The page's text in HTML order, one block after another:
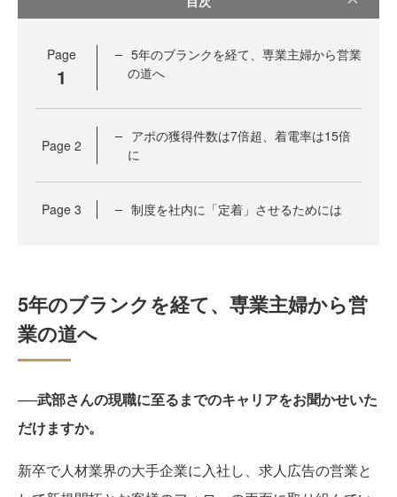
Page
1
5年のブランクを経て、専業主婦から営業
の道へ
Page 2
アポの獲得件数は7倍超、着電率は15倍
に
Page 3 制度を社内に「定着」させるためには
5年のブランクを経て、専業主婦から営
業の道へ
──武部さんの現職に至るまでのキャリアをお聞かせいた
だけますか。
新卒で人材業界の大手企業に入社し、求人広告の営業と